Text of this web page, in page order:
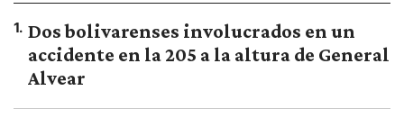
1. Dos bolivarenses involucrados en un
accidente en la 205 a la altura de General
Alvear